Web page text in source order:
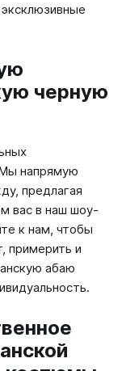
черную
напрямую
предлагая
вас в наш шоу-
к нам, чтобы
примерить и
абаю